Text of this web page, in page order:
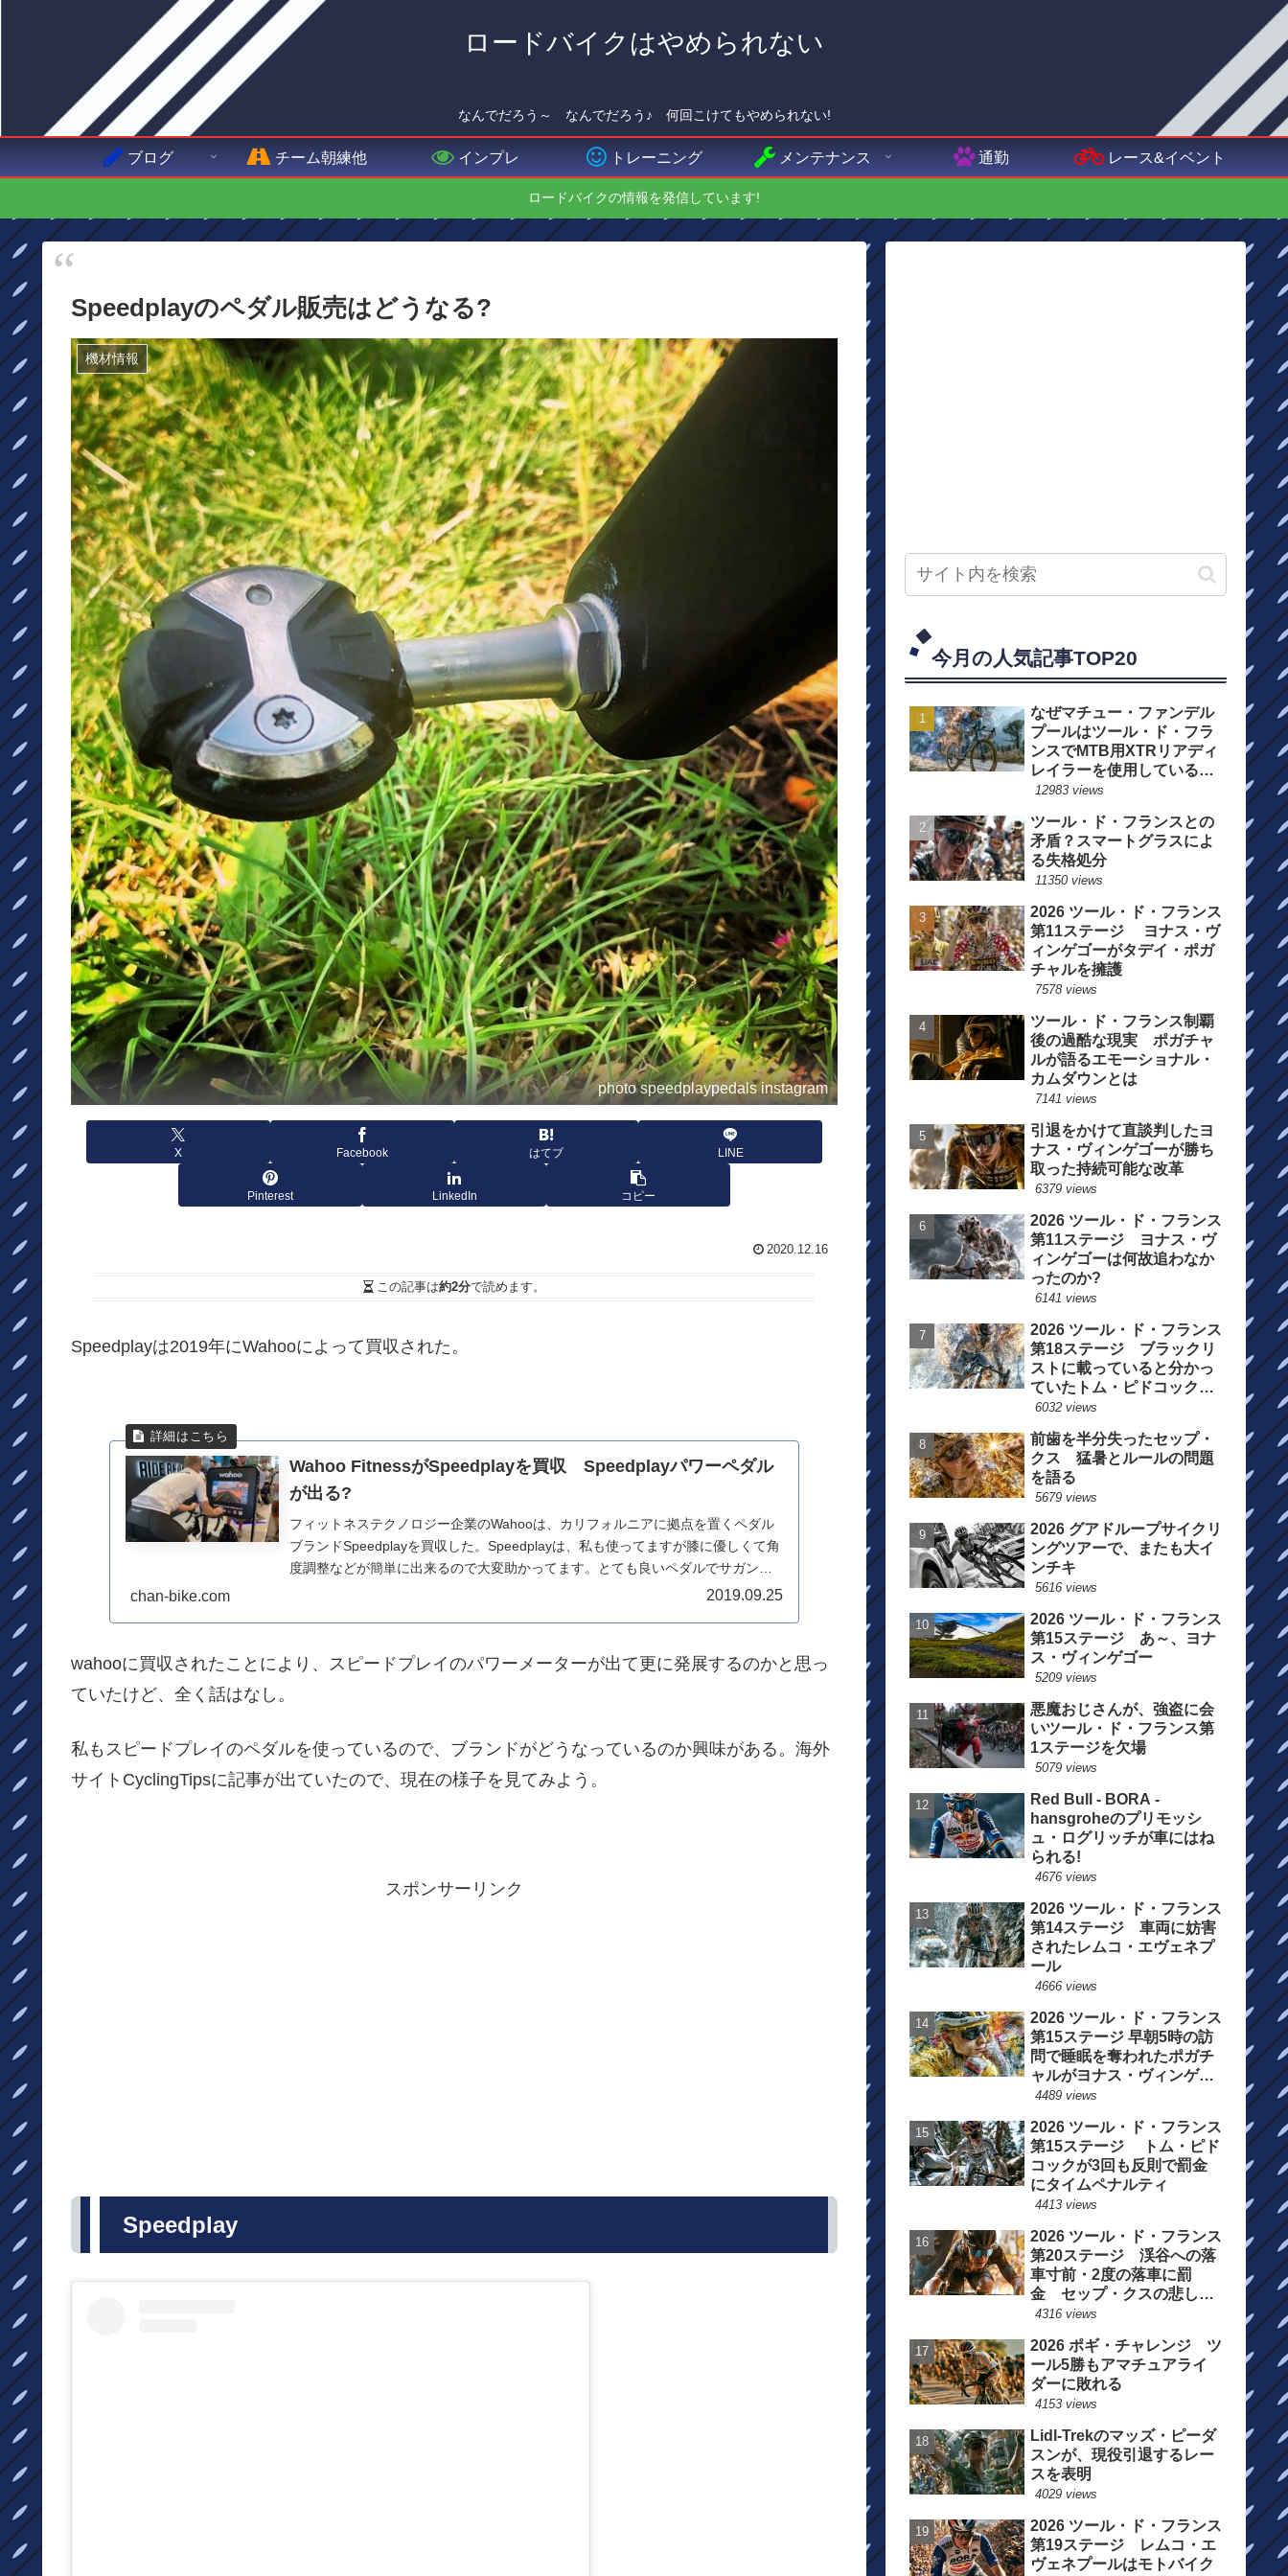
ロードバイクはやめられない
なんでだろう～ なんでだろう♪ 何回こけてもやめられない!
ブログ チーム朝練他 インプレ トレーニング メンテナンス 通勤 レース&イベント
ロードバイクの情報を発信しています!
Speedplayのペダル販売はどうなる?
機材情報
photo speedplaypedals instagram
X Facebook はてブ LINE
Pinterest LinkedIn コピー
2020.12.16
この記事は約2分で読めます。
Speedplayは2019年にWahooによって買収された。
Wahoo FitnessがSpeedplayを買収 Speedplayパワーペダル
が出る?
フィットネステクノロジー企業のWahooは、カリフォルニアに拠点を置くペダル
ブランドSpeedplayを買収した。Speedplayは、私も使ってますが膝に優しくて角
度調整などが簡単に出来るので大変助かってます。とても良いペダルでサガン
chan-bike.com 2019.09.25
wahooに買収されたことにより、スピードプレイのパワーメーターが出て更に発展するのかと思っ
ていたけど、全く話はなし。
私もスピードプレイのペダルを使っているので、ブランドがどうなっているのか興味がある。海外
サイトCyclingTipsに記事が出ていたので、現在の様子を見てみよう。
スポンサーリンク
Speedplay
今月の人気記事TOP20
なぜマチュー・ファンデル
プールはツール・ド・フラ
ンスでMTB用XTRリアディ
レイラーを使用しているの
か？
12983 views
ツール・ド・フランスとの
矛盾？スマートグラスによ
る失格処分
11350 views
2026 ツール・ド・フランス
第11ステージ ヨナス・ヴ
ィンゲゴーがタデイ・ポガ
チャルを擁護
7578 views
ツール・ド・フランス制覇
後の過酷な現実 ポガチャ
ルが語るエモーショナル・
カムダウンとは
7141 views
引退をかけて直談判したヨ
ナス・ヴィンゲゴーが勝ち
取った持続可能な改革
6379 views
2026 ツール・ド・フランス
第11ステージ ヨナス・ヴ
ィンゲゴーは何故追わなか
ったのか?
6141 views
2026 ツール・ド・フランス
第18ステージ ブラックリ
ストに載っていると分かっ
ていたトム・ピドコックは
総合順位死守に
6032 views
前歯を半分失ったセップ・
クス 猛暑とルールの問題
を語る
5679 views
2026 グアドループサイクリ
ングツアーで、またも大イ
ンチキ
5616 views
2026 ツール・ド・フランス
第15ステージ あ～、ヨナ
ス・ヴィンゲゴー
5209 views
悪魔おじさんが、強盗に会
いツール・ド・フランス第
1ステージを欠場
5079 views
Red Bull - BORA -
hansgroheのプリモッシ
ュ・ログリッチが車にはね
られる!
4676 views
2026 ツール・ド・フランス
第14ステージ 車両に妨害
されたレムコ・エヴェネプ
ール
4666 views
2026 ツール・ド・フランス
第15ステージ 早朝5時の訪
問で睡眠を奪われたポガチ
ャルがヨナス・ヴィンゲゴ
ーの離脱を惜しむ
4489 views
2026 ツール・ド・フランス
第15ステージ トム・ピド
コックが3回も反則で罰金
にタイムペナルティ
4413 views
2026 ツール・ド・フランス
第20ステージ 渓谷への落
車寸前・2度の落車に罰
金 セップ・クスの悲しい
一日
4316 views
2026 ポギ・チャレンジ ツ
ール5勝もアマチュアライ
ダーに敗れる
4153 views
Lidl-Trekのマッズ・ピーダ
スンが、現役引退するレー
スを表明
4029 views
2026 ツール・ド・フランス
第19ステージ レムコ・エ
ヴェネプールはモトバイク